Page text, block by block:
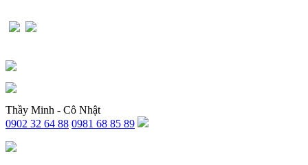
Thầy Minh - Cô Nhật
0902 32 64 88 0981 68 85 89